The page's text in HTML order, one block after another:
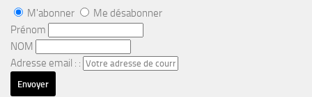
M'abonner
Me désabonner
Prénom
NOM
Adresse email : :